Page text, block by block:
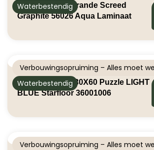
Waterbestendig
Classen Visio Grande Screed
Graphite 56026 Aqua Laminaat
Verbouwingsopruiming – Alles moet
Waterbestendig
Klik PVC Tegel 30X60 Puzzle LIGHT
BLUE Starfloor 36001006
Verbouwingsopruiming – Alles moet